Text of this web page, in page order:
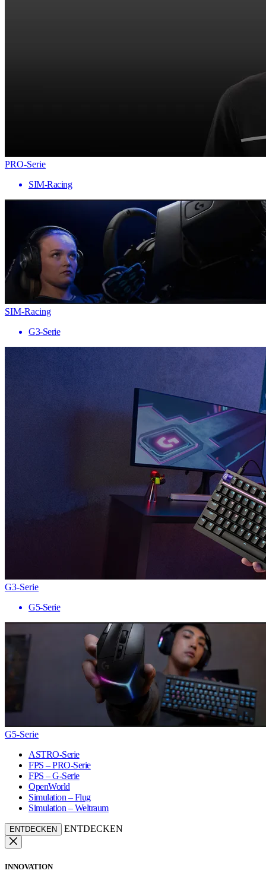
PRO-Serie
SIM-Racing
SIM-Racing
G3-Serie
G3-Serie
G5-Serie
G5-Serie
ASTRO-Serie
FPS – PRO-Serie
FPS – G-Serie
OpenWorld
Simulation – Flug
Simulation – Weltraum
ENTDECKEN ENTDECKEN
INNOVATION